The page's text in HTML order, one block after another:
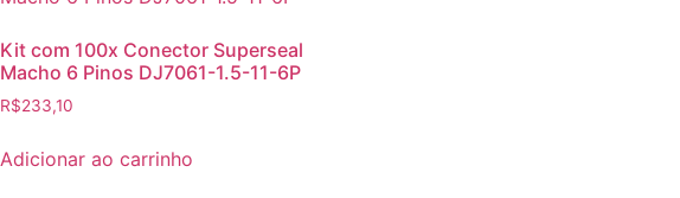
Kit com 100x Conector Superseal
Macho 6 Pinos DJ7061-1.5-11-6P
R$233,10
Adicionar ao carrinho